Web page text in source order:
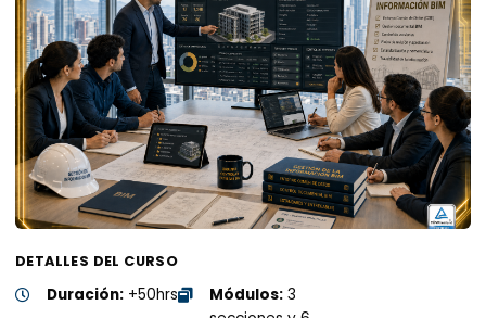
DETALLES DEL CURSO
Duración: +50hrs Módulos:3